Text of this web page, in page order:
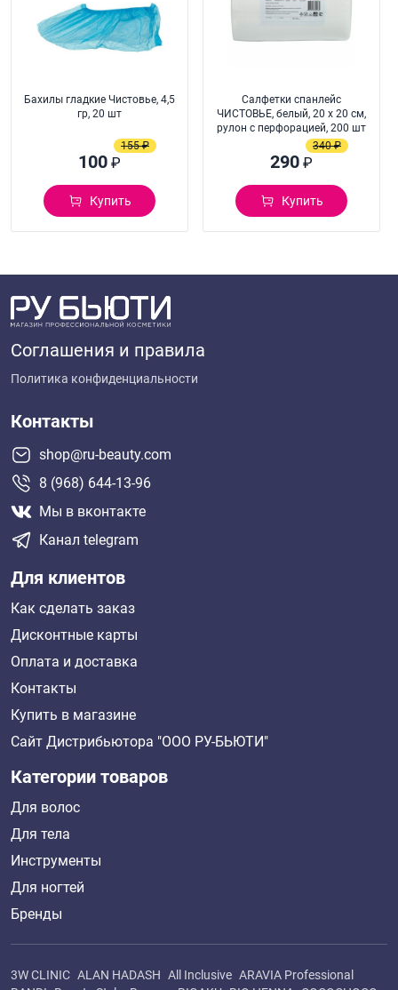
Бахилы гладкие Чистовье, 4,5
гр, 20 шт
100 ₽
155 ₽
Купить
Салфетки спанлейс
ЧИСТОВЬЕ, белый, 20 х 20 см,
рулон с перфорацией, 200 шт
290 ₽
340 ₽
Купить
Соглашения и правила
Политика конфиденциальности
Контакты
shop@ru-beauty.com
8 (968) 644-13-96
Мы в вконтакте
Канал telegram
Для клиентов
Как сделать заказ
Дисконтные карты
Оплата и доставка
Контакты
Купить в магазине
Сайт Дистрибьютора "ООО РУ-БЬЮТИ"
Категории товаров
Для волос
Для тела
Инструменты
Для ногтей
Бренды
3W CLINIC ALAN HADASH All Inclusive ARAVIA Professional